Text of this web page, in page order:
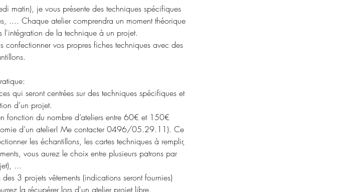
matin), je vous présente des techniques spécifiques
.... Chaque atelier comprendra un moment théorique
l'intégration de la technique à un projet.
vos propres fiches techniques avec des
qui seront centrées sur des techniques spécifiques et
d’un projet.
fonction du nombre d’ateliers entre 60€ et 150€
d’un atelier! Me contacter 0496/05.29.11). Ce
les échantillons, les cartes techniques à remplir,
vous aurez le choix entre plusieurs patrons par
...
3 projets vêtements (indications seront fournies)
la récupérer lors d'un atelier projet libre.